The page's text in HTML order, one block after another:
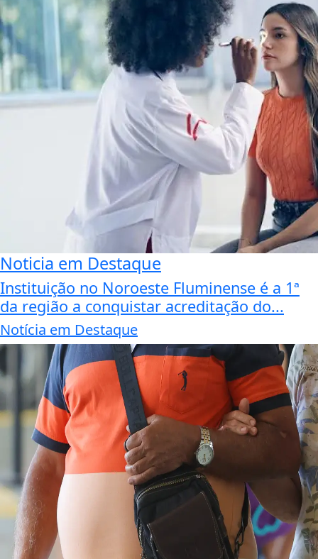
Noticia em Destaque
Instituição no Noroeste Fluminense é a 1ª
da região a conquistar acreditação do...
Notícia em Destaque